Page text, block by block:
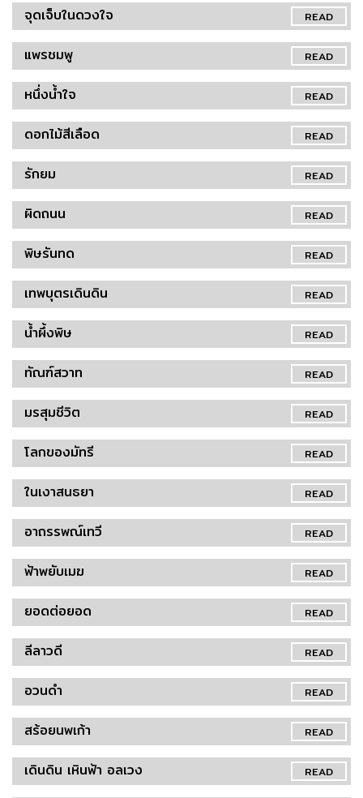
READ
จุดเจ็บในดวงใจ
READ
แพรชมพู
READ
หนึ่งน้ำใจ
READ
ดอกไม้สีเลือด
READ
รักยม
READ
ผิดถนน
READ
พิษรันทด
READ
เทพบุตรเดินดิน
READ
น้ำผึ้งพิษ
READ
ทัณฑ์สวาท
READ
มรสุมชีวิต
READ
โลกของมัทรี
READ
ในเงาสนธยา
READ
อาถรรพณ์เทวี
READ
ฟ้าพยับเมฆ
READ
ยอดต่อยอด
READ
ลีลาวดี
READ
อวนดำ
READ
สร้อยนพเก้า
READ
เดินดิน เหินฟ้า อลเวง